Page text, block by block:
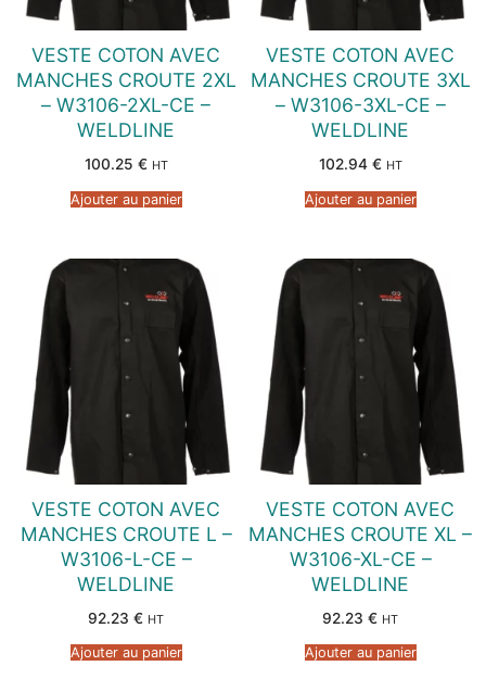
VESTE COTON AVEC
MANCHES CROUTE 2XL
– W3106-2XL-CE –
WELDLINE
100.25 € HT
Ajouter au panier
VESTE COTON AVEC
MANCHES CROUTE 3XL
– W3106-3XL-CE –
WELDLINE
102.94 € HT
Ajouter au panier
VESTE COTON AVEC
MANCHES CROUTE L –
W3106-L-CE –
WELDLINE
92.23 € HT
Ajouter au panier
VESTE COTON AVEC
MANCHES CROUTE XL –
W3106-XL-CE –
WELDLINE
92.23 € HT
Ajouter au panier